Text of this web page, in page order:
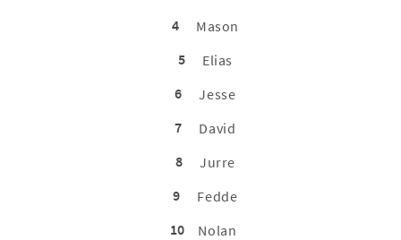
4
Mason
5
Elias
6
Jesse
7
David
8
Jurre
9
Fedde
10
Nolan